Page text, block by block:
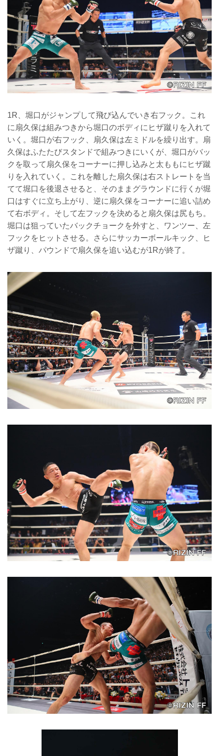
1R、堀口がジャンプして飛び込んでいき右フック。これ
に扇久保は組みつきから堀口のボディにヒザ蹴りを入れて
いく。堀口が右フック、扇久保は左ミドルを繰り出す。扇
久保はふたたびスタンドで組みつきにいくが、堀口がバッ
クを取って扇久保をコーナーに押し込みと太ももにヒザ蹴
りを入れていく。これを離した扇久保は右ストレートを当
てて堀口を後退させると、そのままグラウンドに行くが堀
口はすぐに立ち上がり、逆に扇久保をコーナーに追い詰め
て右ボディ。そして左フックを決めると扇久保は尻もち。
堀口は狙っていたバックチョークを外すと、ワンツー、左
フックをヒットさせる。さらにサッカーボールキック、ヒ
ザ蹴り、パウンドで扇久保を追い込むが1Rが終了。